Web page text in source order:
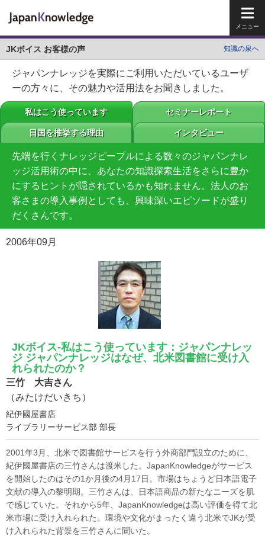
JKボイス お客様の声 知識の泉へ
ジャパンナレッジを実際にご利用いただいているユーザ
ーの方々に、その魅力や活用法をお聞きしました。
私はこう使っています セミナーレポート
日国を推挙する理由 インタビュー
先端を行くナレッジピープルによる数々のジャパンナレ
ッジ活用術の中に、あなたの知識探索生活をさらに豊か
にするヒントが隠されているかも知れません。法人のお
客さまの導入事例としても、興味深いエピソードが盛り
だくさんです。
2006年09月
JKボイス-私はこう使っています：ジャパンナレッ
ジ ジャパンナレッジはなぜ、北米図書館に受け入
れられたのか？
三竹 大吉さん
（みたけだいきち）
紀伊國屋書店
ライブラリーサービス部 部長
2001年3月、北米で図書館サービスを行う外商部門設立のために、
紀伊國屋書店の三竹さんは渡米した。JapanKnowledgeがサービス
を開始したのはその1か月後の4月17日。市場はちょうど日本語電子
文献の導入の黎明期。三竹さんは、日本語商品の新たなニーズを肌
で感じていた。それから5年、JapanKnowledgeは高い評価を得て北
米市場に受け入れられた。環境や文化がまったく違う北米でJKが受
け入れられた背景を三竹さんに聞いた。